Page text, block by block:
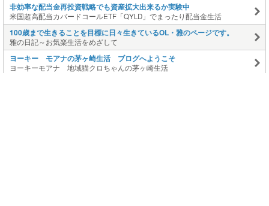
非効率な配当金再投資戦略でも資産拡大出来るか実験中
米国超高配当カバードコールETF「QYLD」でまったり配当金生活
100歳まで生きることを目標に日々生きているOL・雅のページです。
雅の日記～お気楽生活をめざして
ヨーキー モアナの茅ヶ崎生活 ブログへようこそ
ヨーキーモアナ 地域猫クロちゃんの茅ヶ崎生活